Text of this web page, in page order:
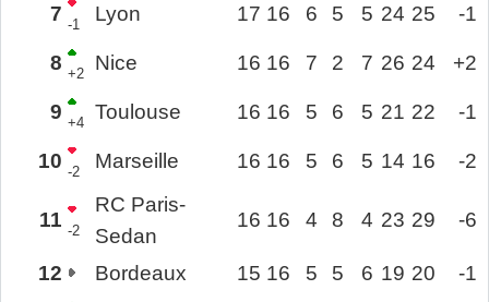
7 -1 Lyon 17 16 6 5 5 24 25 -1
8 +2 Nice 16 16 7 2 7 26 24 +2
9 +4 Toulouse 16 16 5 6 5 21 22 -1
10 -2 Marseille 16 16 5 6 5 14 16 -2
11 -2
RC Paris-
Sedan
16 16 4 8 4 23 29 -6
12 Bordeaux 15 16 5 5 6 19 20
-1